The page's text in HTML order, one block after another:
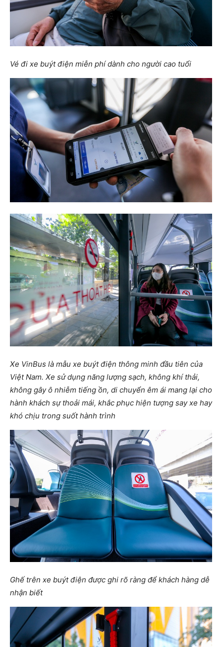
Vé đi xe buýt điện miễn phí dành cho người cao tuổi
Xe VinBus là mẫu xe buýt điện thông minh đầu tiên của
Việt Nam. Xe sử dụng năng lượng sạch, không khí thải,
không gây ô nhiễm tiếng ồn, di chuyển êm ái mang lại cho
hành khách sự thoải mái, khắc phục hiện tượng say xe hay
khó chịu trong suốt hành trình
Ghế trên xe buýt điện được ghi rõ ràng để khách hàng dễ
nhận biết